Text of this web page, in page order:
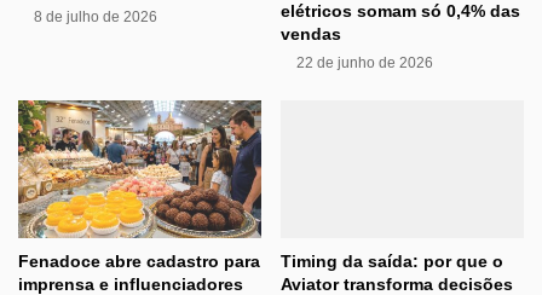
8 de julho de 2026
elétricos somam só 0,4% das
vendas
22 de junho de 2026
Fenadoce abre cadastro para
imprensa e influenciadores
Timing da saída: por que o
Aviator transforma decisões